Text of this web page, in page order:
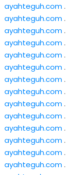
ayahteguh.com.
ayahteguh.com.
ayahteguh.com.
ayahteguh.com.
ayahteguh.com.
ayahteguh.com.
ayahteguh.com.
ayahteguh.com.
ayahteguh.com.
ayahteguh.com.
ayahteguh.com.
ayahteguh.com.
ayahteguh.com.
ayahteguh.com.